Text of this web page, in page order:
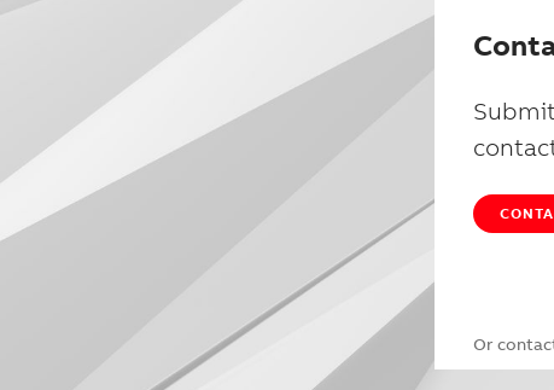
Or